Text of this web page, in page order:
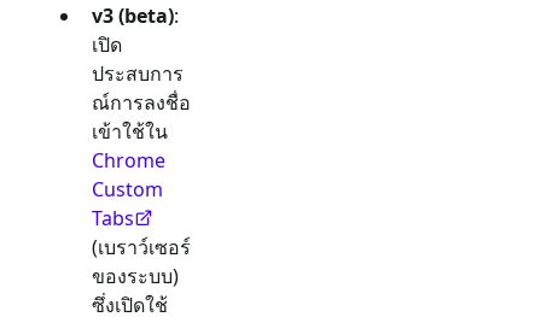
v3 (beta):
เปิด
ประสบการ
ณ์การลงชื่อ
เข้าใช้ใน
Chrome
Custom
Tabs
(เบราว์เซอร์
ของระบบ)
ซึ่งเปิดใช้